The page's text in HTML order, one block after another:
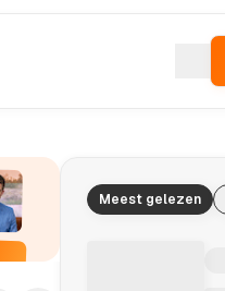
Meest gelezen